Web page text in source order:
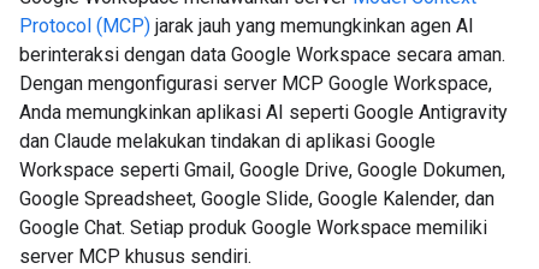
Protocol (MCP) jarak jauh yang memungkinkan agen AI
berinteraksi dengan data Google Workspace secara aman.
Dengan mengonfigurasi server MCP Google Workspace,
Anda memungkinkan aplikasi AI seperti Google Antigravity
dan Claude melakukan tindakan di aplikasi Google
Workspace seperti Gmail, Google Drive, Google Dokumen,
Google Spreadsheet, Google Slide, Google Kalender, dan
Google Chat. Setiap produk Google Workspace memiliki
server MCP khusus sendiri.